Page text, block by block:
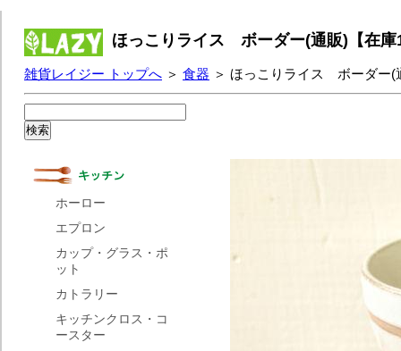
ほっこりライス ボーダー(通販)【在庫
雑貨レイジー トップへ ＞ 食器 ＞ ほっこりライス ボーダー(
ホーロー
エプロン
カップ・グラス・ポ
ット
カトラリー
キッチンクロス・コ
ースター